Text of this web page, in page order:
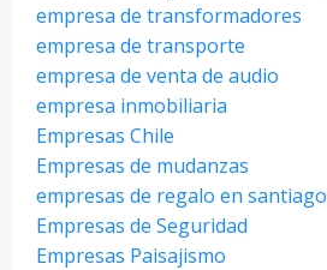
empresa de transformadores
empresa de transporte
empresa de venta de audio
empresa inmobiliaria
Empresas Chile
Empresas de mudanzas
empresas de regalo en santiago
Empresas de Seguridad
Empresas Paisajismo